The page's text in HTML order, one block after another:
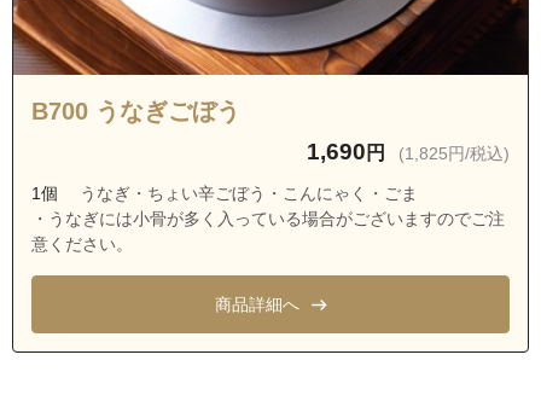
茨城県つくば市高見原５丁目
茨城県つくば市天宝喜
茨城県つくば市宝陽台
茨城県つくば市森の里
茨城県つくば市明神
茨城県つくば市六斗
茨城県つくば市稲荷原
茨城県つくば市西大井
B700 うなぎごぼう
1,690 円 (1,825円/税込)
1個
うなぎ・ちょい辛ごぼう・こんにゃく・ごま
・うなぎには小骨が多く入っている場合がございますのでご注
意ください。
商品詳細へ